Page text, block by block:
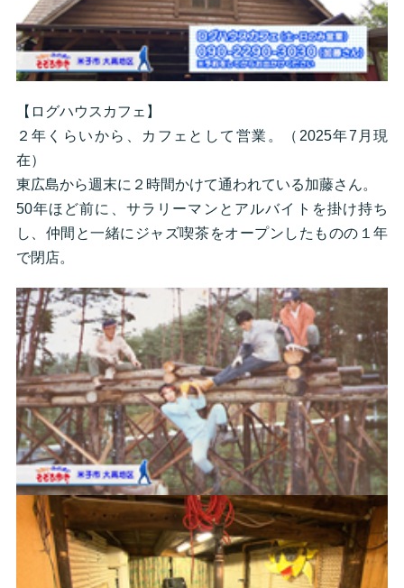
【ログハウスカフェ】
２年くらいから、カフェとして営業。（2025年7月現
在）
東広島から週末に２時間かけて通われている加藤さん。
50年ほど前に、サラリーマンとアルバイトを掛け持ち
し、仲間と一緒にジャズ喫茶をオープンしたものの１年
で閉店。